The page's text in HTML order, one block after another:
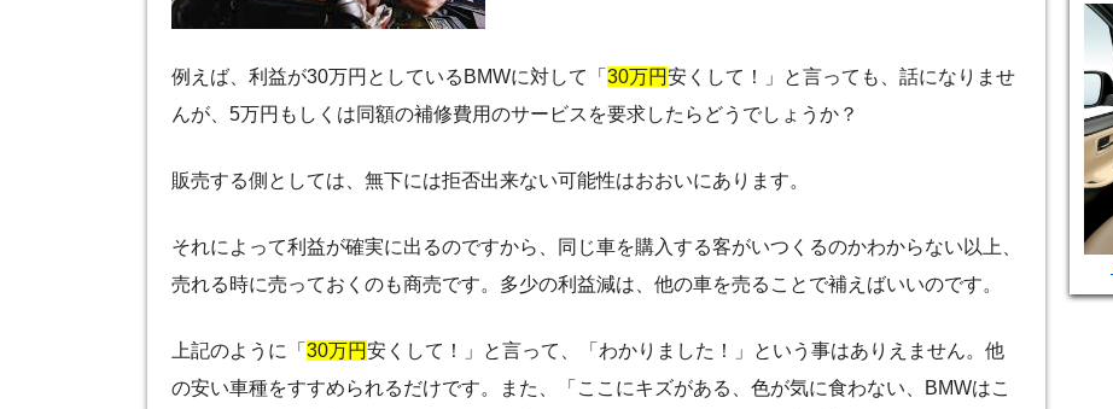
例えば、利益が30万円としているBMWに対して「 30万円安くして！」と言っても、話になりませ
んが、5万円もしくは同額の補修費用のサービスを要求したらどうでしょうか？
販売する側としては、無下には拒否出来ない可能性はおおいにあります。
それによって利益が確実に出るのですから、同じ車を購入する客がいつくるのかわからない以上、
売れる時に売っておくのも商売です。多少の利益減は、他の車を売ることで補えばいいのです。
上記のように「 30万円安くして！」と言って、「わかりました！」という事はありえません。他
の安い車種をすすめられるだけです。また、「ここにキズがある、色が気に食わない、BMWはこ